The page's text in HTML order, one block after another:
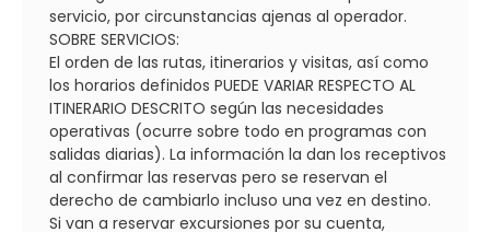
servicio, por circunstancias ajenas al operador.
SOBRE SERVICIOS:
El orden de las rutas, itinerarios y visitas, así como
los horarios definidos PUEDE VARIAR RESPECTO AL
ITINERARIO DESCRITO según las necesidades
operativas (ocurre sobre todo en programas con
salidas diarias). La información la dan los receptivos
al confirmar las reservas pero se reservan el
derecho de cambiarlo incluso una vez en destino.
Si van a reservar excursiones por su cuenta,